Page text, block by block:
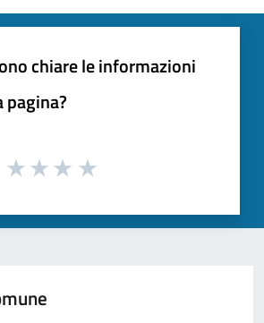
chiare le informazioni
pagina?